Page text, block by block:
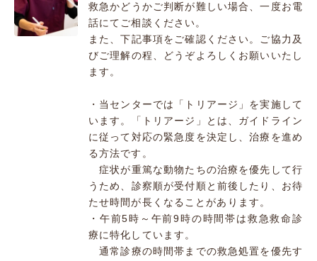
救急かどうかご判断が難しい場合、一度お電
話にてご相談ください。
また、下記事項をご確認ください。ご協力及
びご理解の程、どうぞよろしくお願いいたし
ます。
・当センターでは「トリアージ」を実施して
います。「トリアージ」とは、ガイドライン
に従って対応の緊急度を決定し、治療を進め
る方法です。
症状が重篤な動物たちの治療を優先して行
うため、診察順が受付順と前後したり、お待
たせ時間が長くなることがあります。
・午前5時～午前9時の時間帯は救急救命診
療に特化しています。
通常診療の時間帯までの救急処置を優先す